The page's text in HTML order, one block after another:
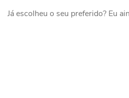
Já escolheu o seu preferido? Eu